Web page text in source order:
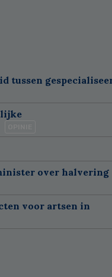
tussen
over halvering
voor artsen in